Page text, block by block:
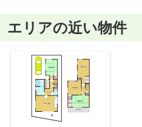
エリアの近い物件